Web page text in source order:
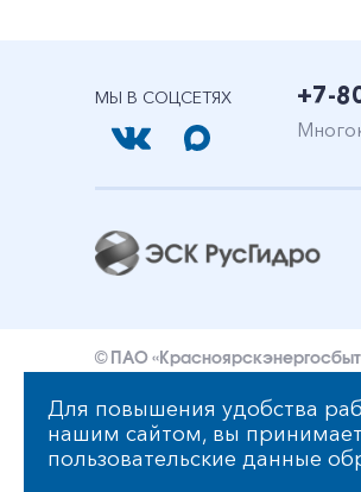
МЫ В СОЦСЕТЯХ +7-
© ПАО
Уведомление об
Политика ПАО
Для повышения удобства
нашим сайтом, вы
пользовательские данные